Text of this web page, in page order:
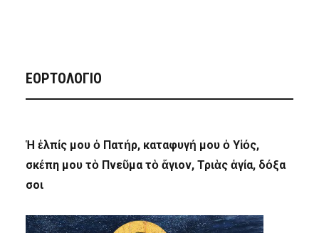
ΕΟΡΤΟΛΟΓΙΟ
Ἡ ἐλπίς μου ὁ Πατήρ, καταφυγή μου ὁ Υἱός,
σκέπη μου τὸ Πνεῦμα τὸ ἅγιον, Τριὰς ἁγία, δόξα
σοι